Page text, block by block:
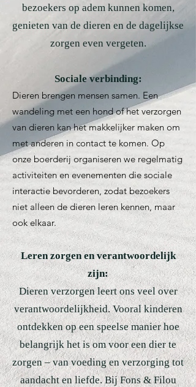
bezoekers op adem kunnen komen,
genieten van de dieren en de dagelijkse
zorgen even vergeten.
Sociale verbinding:
Dieren brengen mensen samen. Een
wandeling met een hond of het verzorgen
van dieren kan het makkelijker maken om
met anderen in contact te komen. Op
onze boerderij organiseren we regelmatig
activiteiten en evenementen die sociale
interactie bevorderen, zodat bezoekers
niet alleen de dieren leren kennen, maar
ook elkaar.
Leren zorgen en verantwoordelijk
zijn:
Dieren verzorgen leert ons veel over
verantwoordelijkheid. Vooral kinderen
ontdekken op een speelse manier hoe
belangrijk het is om voor een dier te
zorgen – van voeding en verzorging tot
aandacht en liefde. Bij Fons & Filou